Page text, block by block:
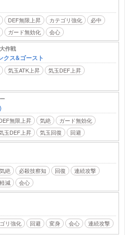
DEF無限上昇 カテゴリ強化
必中
ガード無効化 会心
作戦
クス&ゴースト
気玉ATK上昇
気玉DEF上昇
無限上昇 気絶
ガード無効化
玉DEF上昇 気玉回復 回避
気絶 必殺技察知 回復
連続攻撃
減 会心
リ強化 回避 変身 会心 連続攻撃